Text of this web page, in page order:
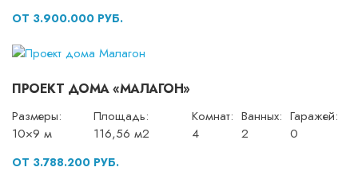
ОТ 3.900.000 РУБ.
ПРОЕКТ ДОМА «МАЛАГОН»
Размеры:
10×9 м
Площадь:
116,56 м2
Комнат:
4
Ванных:
2
Гаражей:
0
ОТ 3.788.200 РУБ.